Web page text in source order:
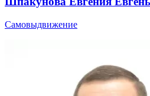
Самовыдвижение